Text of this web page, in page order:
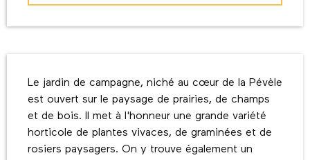
Le jardin de campagne, niché au cœur de la Pévèle
est ouvert sur le paysage de prairies, de champs
et de bois. Il met à l'honneur une grande variété
horticole de plantes vivaces, de graminées et de
rosiers paysagers. On y trouve également un